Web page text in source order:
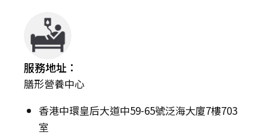
服務地址：
膳形營養中心
香港中環皇后大道中59-65號泛海大廈7樓703
室